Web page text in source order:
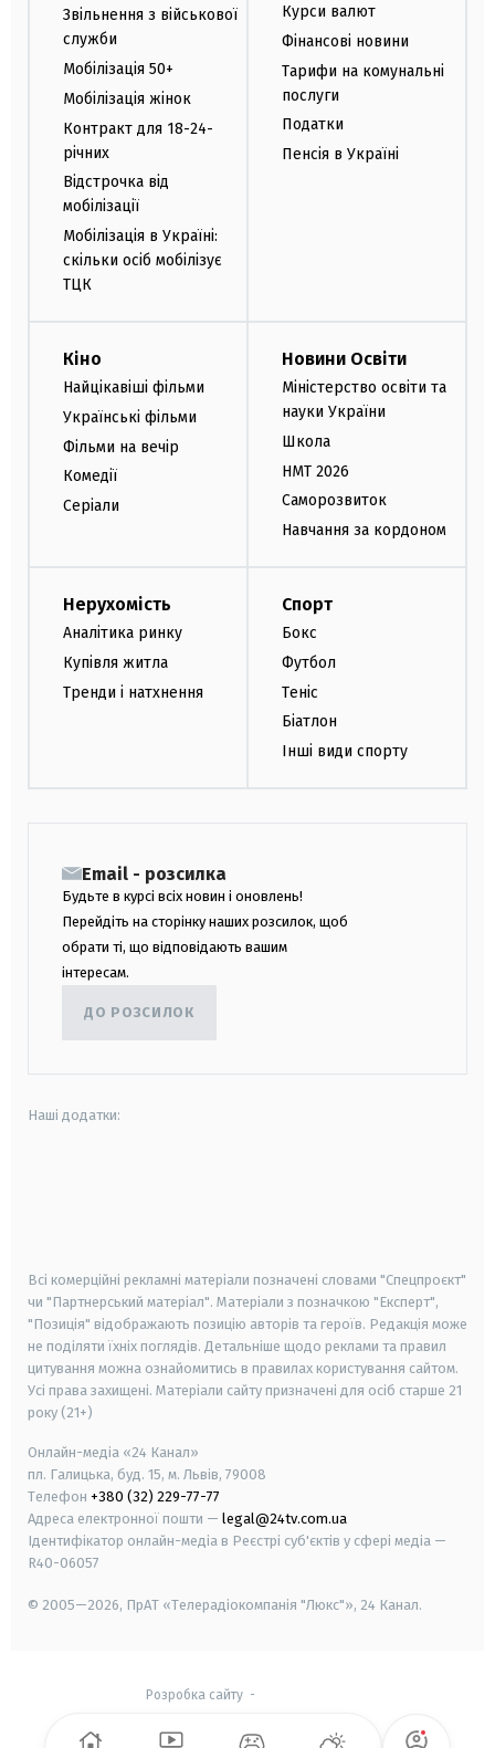
Звільнення з військової
служби
Мобілізація 50+
Мобілізація жінок
Контракт для 18-24-
річних
Відстрочка від
мобілізації
Мобілізація в Україні:
скільки осіб мобілізує
ТЦК
Курси валют
Фінансові новини
Тарифи на комунальні
послуги
Податки
Пенсія в Україні
Кіно
Найцікавіші фільми
Українські фільми
Фільми на вечір
Комедії
Серіали
Новини Освіти
Міністерство освіти та
науки України
Школа
НМТ 2026
Саморозвиток
Навчання за кордоном
Нерухомість
Аналітика ринку
Купівля житла
Тренди і натхнення
Спорт
Бокс
Футбол
Теніс
Біатлон
Інші види спорту
Email - розсилка
Будьте в курсі всіх новин і оновлень!
Перейдіть на сторінку наших розсилок, щоб
обрати ті, що відповідають вашим
інтересам.
ДО РОЗСИЛОК
Наші додатки:
Всі комерційні рекламні матеріали позначені словами "Спецпроєкт"
чи "Партнерський матеріал". Матеріали з позначкою "Експерт",
"Позиція" відображають позицію авторів та героїв. Редакція може
не поділяти їхніх поглядів. Детальніше щодо реклами та правил
цитування можна ознайомитись в правилах користування сайтом.
Усі права захищені. Матеріали сайту призначені для осіб старше 21
року (21+)
Онлайн-медіа «24 Канал»
пл. Галицька, буд. 15, м. Львів, 79008
Телефон +380 (32) 229-77-77
Адреса електронної пошти — legal@24tv.com.ua
Ідентифікатор онлайн-медіа в Реєстрі суб'єктів у сфері медіа —
R40-06057
© 2005—2026, ПрАТ «Телерадіокомпанія "Люкс"», 24 Канал.
Розробка сайту-